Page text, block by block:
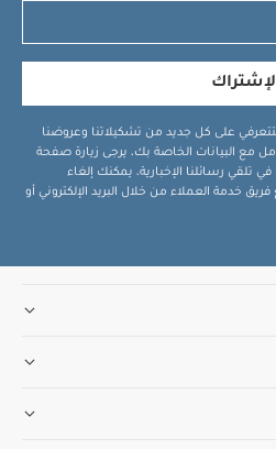
لتتعرفي على كل جديد من تشكيلاتنا وعروضنا
مع البيانات الخاصة بك، يرجى زيارة صفحة
تلقي رسائلنا الإخبارية، يمكنك إلغاء
خدمة العملاء من خلال البريد الإلكتروني أو